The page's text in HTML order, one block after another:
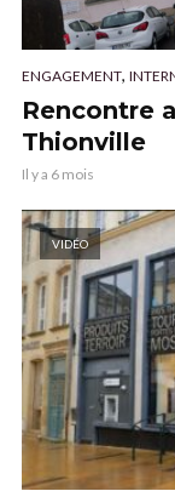
ENGAGEMENT,
Rencontre
Thionville
Il y a 6 mois
VIDÉO